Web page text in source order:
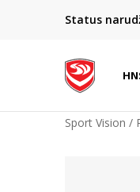
Status
Sport Vision